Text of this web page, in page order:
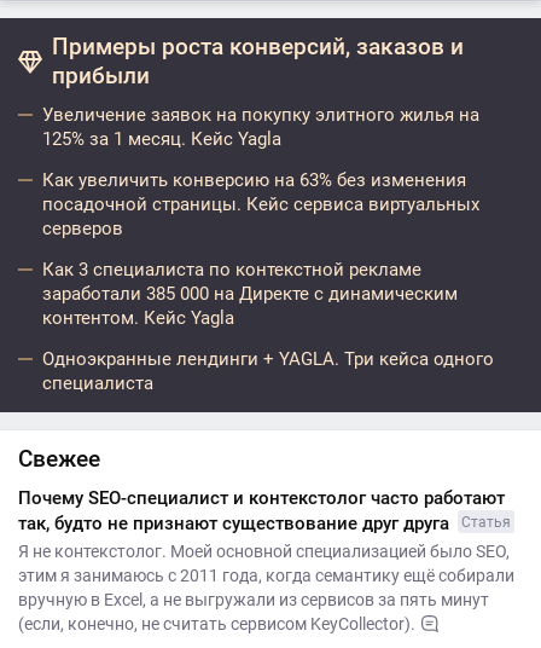
Примеры роста конверсий, заказов и
прибыли
Увеличение заявок на покупку элитного жилья на
125% за 1 месяц. Кейс Yagla
Как увеличить конверсию на 63% без изменения
посадочной страницы. Кейс сервиса виртуальных
серверов
Как 3 специалиста по контекстной рекламе
заработали 385 000 на Директе с динамическим
контентом. Кейс Yagla
Одноэкранные лендинги + YAGLA. Три кейса одного
специалиста
Свежее
Почему SEO-специалист и контекстолог часто работают
так, будто не признают существование друг друга
Статья
Я не контекстолог. Моей основной специализацией было SEO,
этим я занимаюсь с 2011 года, когда семантику ещё собирали
вручную в Excel, а не выгружали из сервисов за пять минут
(если, конечно, не считать сервисом KeyCollector).